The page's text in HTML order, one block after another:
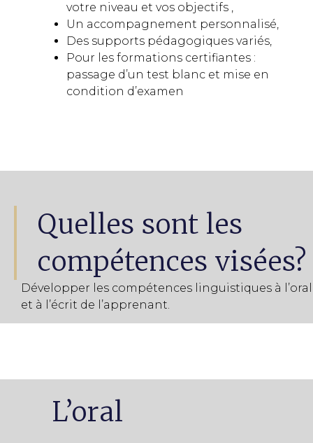
votre niveau et vos objectifs ,
Un accompagnement personnalisé,
Des supports pédagogiques variés,
Pour les formations certifiantes :
passage d’un test blanc et mise en
condition d’examen
Quelles sont les
compétences visées?
Développer les compétences linguistiques à l’oral
et à l’écrit de l’apprenant.
L’oral